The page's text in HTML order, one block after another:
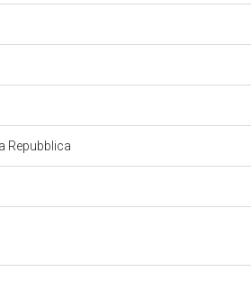
Repubblica